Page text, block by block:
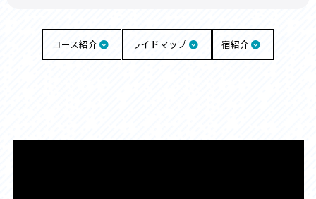
コース紹介 ライドマップ 宿紹介